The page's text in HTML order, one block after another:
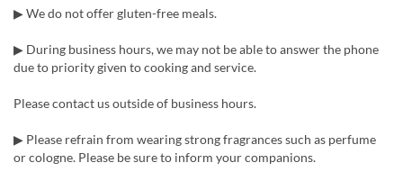
▶ We do not offer gluten-free meals.
▶ During business hours, we may not be able to answer the phone
due to priority given to cooking and service.
Please contact us outside of business hours.
▶ Please refrain from wearing strong fragrances such as perfume
or cologne. Please be sure to inform your companions.